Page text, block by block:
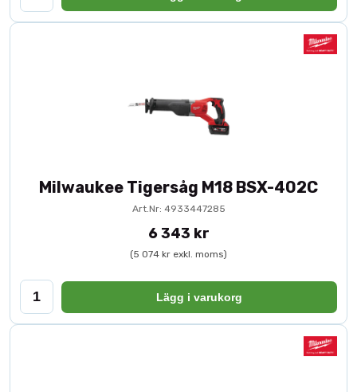
Milwaukee Tigersåg M18 BSX-402C
Art.Nr: 4933447285
6 343 kr
(5 074 kr exkl. moms)
Lägg i varukorg